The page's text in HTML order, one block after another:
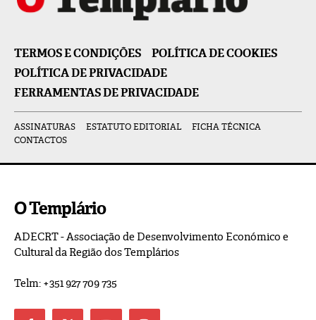
TERMOS E CONDIÇÕES
POLÍTICA DE COOKIES
POLÍTICA DE PRIVACIDADE
FERRAMENTAS DE PRIVACIDADE
ASSINATURAS ESTATUTO EDITORIAL
FICHA TÉCNICA
CONTACTOS
O Templário
ADECRT - Associação de Desenvolvimento Económico e
Cultural da Região dos Templários
Telm: +351 927 709 735